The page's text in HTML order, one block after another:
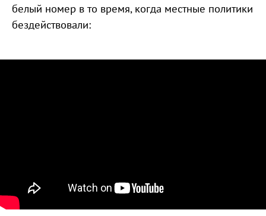
белый номер в то время, когда местные политики
бездействовали: